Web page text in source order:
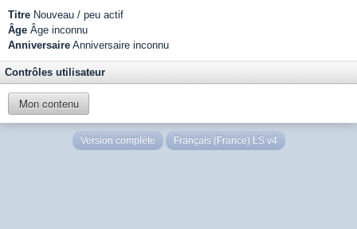
Titre Nouveau / peu actif
Âge Âge inconnu
Anniversaire Anniversaire inconnu
Contrôles utilisateur
Mon contenu
Version complète Français (France) LS v4